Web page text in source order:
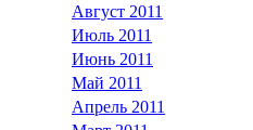
Август 2011
Июль 2011
Июнь 2011
Май 2011
Апрель 2011